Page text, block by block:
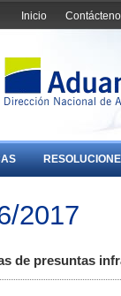
Inicio
2017
de presuntas